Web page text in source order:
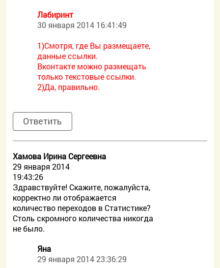
Лабиринт
30 января 2014 16:41:49
1)Смотря, где Вы размещаете,
данные ссылки.
Вконтакте можно размещать
только текстовые ссылки.
2)Да, правильно.
Ответить
Хамова Ирина Сергеевна
29 января 2014
19:43:26
Здравствуйте! Скажите, пожалуйста,
корректно ли отображается
количество переходов в Статистике?
Столь скромного количества никогда
не было.
Яна
29 января 2014 23:36:29